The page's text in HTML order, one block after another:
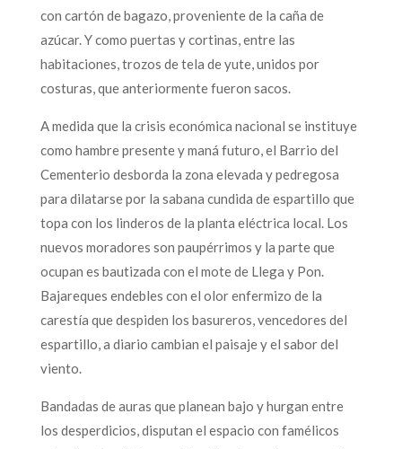
con cartón de bagazo, proveniente de la caña de
azúcar. Y como puertas y cortinas, entre las
habitaciones, trozos de tela de yute, unidos por
costuras, que anteriormente fueron sacos.
A medida que la crisis económica nacional se instituye
como hambre presente y maná futuro, el Barrio del
Cementerio desborda la zona elevada y pedregosa
para dilatarse por la sabana cundida de espartillo que
topa con los linderos de la planta eléctrica local. Los
nuevos moradores son paupérrimos y la parte que
ocupan es bautizada con el mote de Llega y Pon.
Bajareques endebles con el olor enfermizo de la
carestía que despiden los basureros, vencedores del
espartillo, a diario cambian el paisaje y el sabor del
viento.
Bandadas de auras que planean bajo y hurgan entre
los desperdicios, disputan el espacio con famélicos